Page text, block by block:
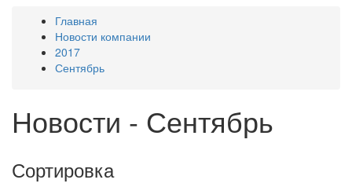
Главная
Новости компании
2017
Сентябрь
Новости - Сентябрь
Сортировка